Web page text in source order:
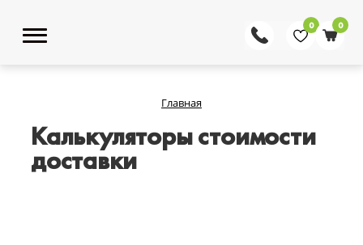
0 0
Главная
Калькуляторы стоимости
доставки